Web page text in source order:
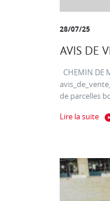
28/07/25
AVIS DE
CHEMIN DE
de parcelles
Lire la suite